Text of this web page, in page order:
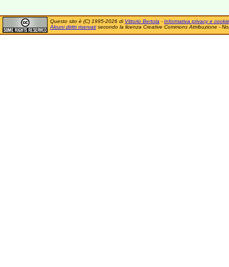
Questo sito è (C) 1995-2026 di Vittorio Bertola - Informativa privacy e cookie
Alcuni diritti riservatisecondo la licenza Creative Commons Attribuzione -